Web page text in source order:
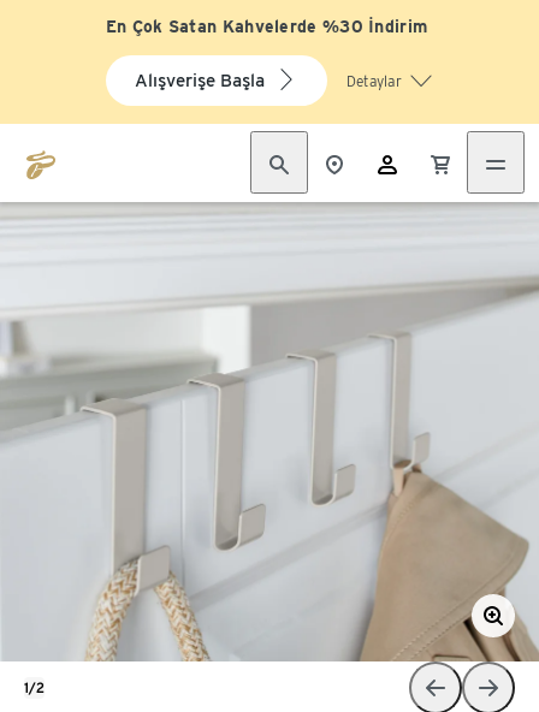
En Çok Satan Kahvelerde %30 İndirim
Alışverişe Başla Detaylar
1/2